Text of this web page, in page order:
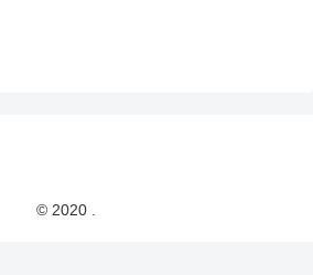
© 2020 .